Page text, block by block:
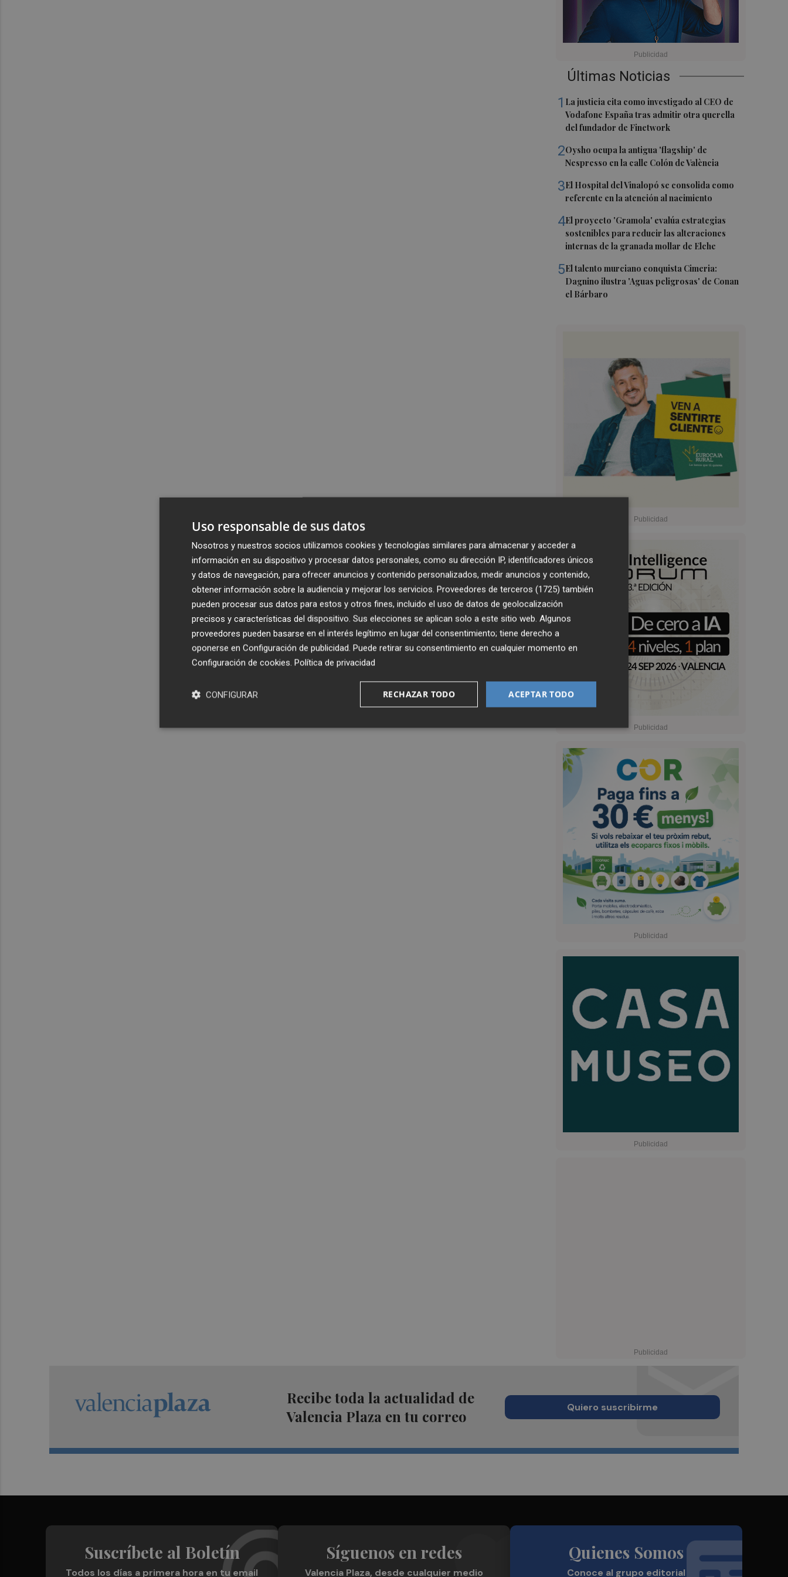
Últimas Noticias
1 La justicia cita como investigado al CEO de
Vodafone España tras admitir otra querella
del fundador de Finetwork
2Oysho ocupa la antigua 'flagship' de
Nespresso en la calle Colón de València
3El Hospital del Vinalopó se consolida como
referente en la atención al nacimiento
4El proyecto 'Gramola' evalúa estrategias
sostenibles para reducir las alteraciones
internas de la granada mollar de Elche
5El talento murciano conquista Cimeria:
Dagnino ilustra 'Aguas peligrosas' de Conan
el Bárbaro
Recibe toda la actualidad de
Valencia Plaza en tu correo
Quiero suscribirme
Suscríbete al Boletín
Todos los días a primera hora en tu email
Síguenos en redes
Valencia Plaza, desde cualquier medio
Quienes Somos
Conoce al grupo editorial
Uso responsable de sus datos
Nosotros y nuestros socios utilizamos cookies y tecnologías similares para almacenar y acceder a
información en su dispositivo y procesar datos personales, como su dirección IP, identificadores únicos
y datos de navegación, para ofrecer anuncios y contenido personalizados, medir anuncios y contenido,
obtener información sobre la audiencia y mejorar los servicios. Proveedores de terceros (1725) también
pueden procesar sus datos para estos y otros fines, incluido el uso de datos de geolocalización
precisos y características del dispositivo. Sus elecciones se aplican solo a este sitio web. Algunos
proveedores pueden basarse en el interés legítimo en lugar del consentimiento; tiene derecho a
oponerse en Configuración de publicidad. Puede retirar su consentimiento en cualquier momento en
Configuración de cookies. Política de privacidad
ACEPTAR TODO
RECHAZAR TODO
CONFIGURAR